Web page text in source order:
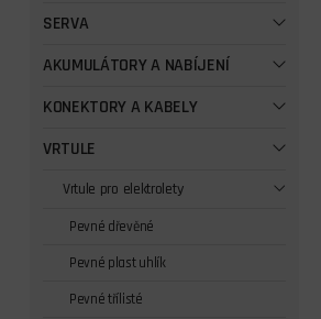
SERVA
AKUMULÁTORY A NABÍJENÍ
KONEKTORY A KABELY
VRTULE
Vrtule pro elektrolety
Pevné dřevěné
Pevné plast uhlík
Pevné třílisté